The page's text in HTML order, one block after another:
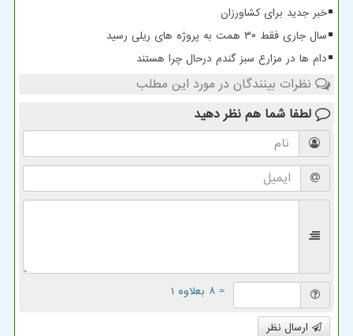
خبر جدید برای کشاورزان
سال جاری فقط ۳۰ همت به پروژه های ریلی رسید
دام ها در مزارع سبز گندم درحال چرا هستند
نظرات بینندگان در مورد این مطلب
لطفا شما هم نظر دهید
= ۸ بعلاوه ۱
ارسال نظر